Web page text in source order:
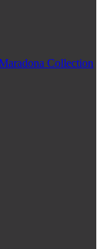
Collection